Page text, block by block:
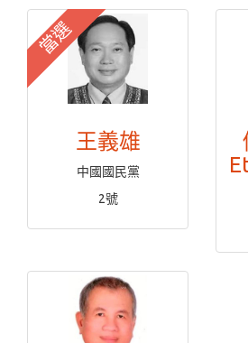
當選
王義雄
中國國民黨
2號